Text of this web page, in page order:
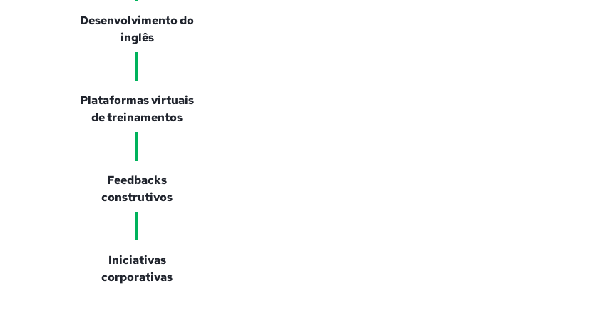
Desenvolvimento do
inglês
Plataformas virtuais
de treinamentos
Feedbacks
construtivos
Iniciativas
corporativas